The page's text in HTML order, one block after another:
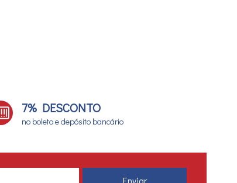
7% DESCONTO
no boleto e depósito bancário